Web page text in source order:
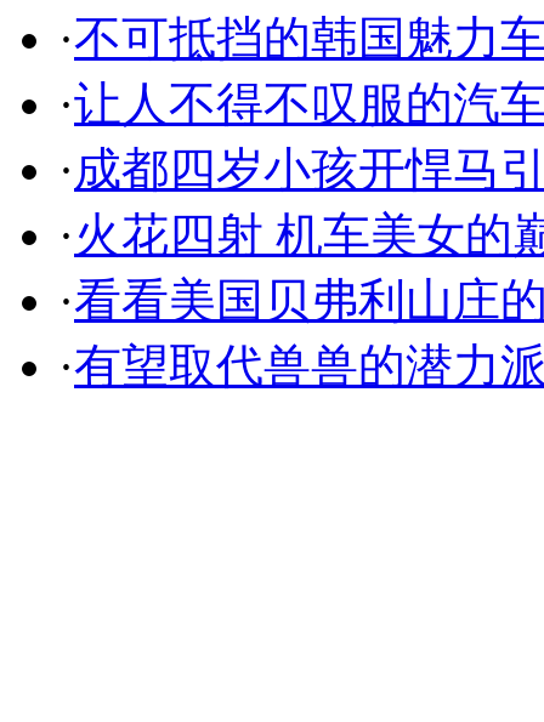
·不可抵挡的韩国魅力
·让人不得不叹服的汽
·成都四岁小孩开悍马
·火花四射 机车美女的
·看看美国贝弗利山庄
·有望取代兽兽的潜力